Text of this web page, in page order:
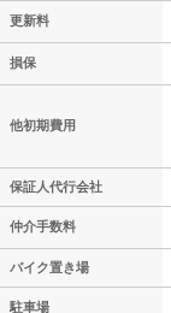
更新料
損保
他初期費用
保証人代行会社
仲介手数料
バイク置き場
駐車場